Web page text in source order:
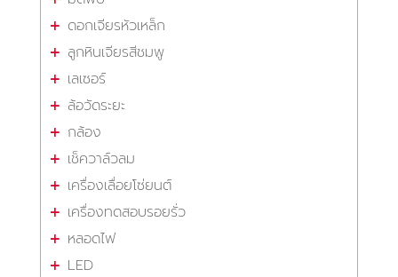
ดอกเจียรหัวเหล็ก
ลูกหินเจียรสีชมพู
เลเซอร์
ล้อวัดระยะ
กล้อง
เช็ควาล์วลม
เครื่องเลื่อยโซ่ยนต์
เครื่องทดสอบรอยรั่ว
หลอดไฟ
LED